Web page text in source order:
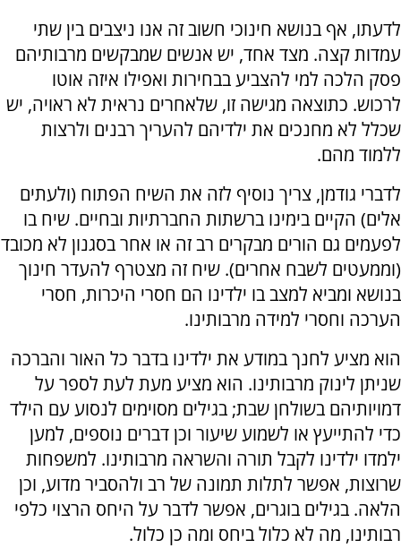
לדעתו, אף בנושא חינוכי חשוב זה אנו ניצבים בין שתי
עמדות קצה. מצד אחד, יש אנשים שמבקשים מרבותיהם
פסק הלכה למי להצביע בבחירות ואפילו איזה אוטו
לרכוש. כתוצאה מגישה זו, שלאחרים נראית לא ראויה, יש
שכלל לא מחנכים את ילדיהם להעריך רבנים ולרצות
ללמוד מהם.
לדברי גודמן, צריך נוסיף לזה את השיח הפתוח (ולעתים
אלים) הקיים בימינו ברשתות החברתיות ובחיים. שיח בו
לפעמים גם הורים מבקרים רב זה או אחר בסגנון לא מכובד
(וממעטים לשבח אחרים). שיח זה מצטרף להעדר חינוך
בנושא ומביא למצב בו ילדינו הם חסרי היכרות, חסרי
הערכה וחסרי למידה מרבותינו.
הוא מציע לחנך במודע את ילדינו בדבר כל האור והברכה
שניתן לינוק מרבותינו. הוא מציע מעת לעת לספר על
דמויותיהם בשולחן שבת; בגילים מסוימים לנסוע עם הילד
כדי להתייעץ או לשמוע שיעור וכן דברים נוספים, למען
ילמדו ילדינו לקבל תורה והשראה מרבותינו. למשפחות
שרוצות, אפשר לתלות תמונה של רב ולהסביר מדוע, וכן
הלאה. בגילים בוגרים, אפשר לדבר על היחס הרצוי כלפי
רבותינו, מה לא כלול ביחס ומה כן כלול.